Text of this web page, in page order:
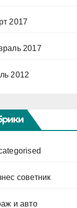
2017
2017
2012
советник
и авто